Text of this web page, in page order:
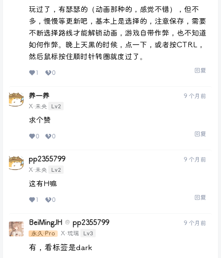
玩过了，有瑟瑟的（动画那种的，感觉不错），但不
多，慢慢等更新吧，基本上是选择的，注意保存，需要
不断选择路线才能解锁动画，游戏自带作弊，也不知道
如何作弊。晚上天黑的时候，点一下，或者按CTRL，
然后鼠标按住顺时针转圈就度过了。
1 0 回复
养一养
X·未央 Lv2
9 个月前
求个赞
0 0 回复
pp2355799
X·未央 Lv2
9 个月前
这有H嘛
1 0 回复
BeiMingJH @ pp2355799
永久·Pro X·琉璃 Lv3
9 个月前
有，看标签是dark